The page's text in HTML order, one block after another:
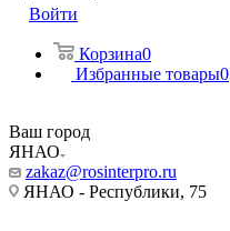
Войти
Корзина0
Избранные товары0
Ваш город
ЯНАО
zakaz@rosinterpro.ru
ЯНАО - Республики, 75